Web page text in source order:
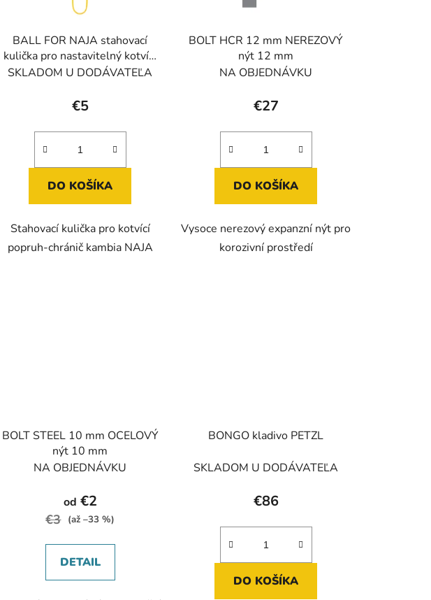
o
BALL FOR NAJA stahovací
kulička pro nastavitelný kotvící
systém na stromy
SKLADOM U DODÁVATEĽA
€5
DO KOŠÍKA
Stahovací kulička pro kotvící
popruh-chránič kambia NAJA
BOLT HCR 12 mm NEREZOVÝ
nýt 12 mm
NA OBJEDNÁVKU
€27
DO KOŠÍKA
Vysoce nerezový expanzní nýt pro
korozivní prostředí
BOLT STEEL 10 mm OCELOVÝ
nýt 10 mm
NA OBJEDNÁVKU
od €2
€3 (až –33 %)
DETAIL
BONGO kladivo PETZL
SKLADOM U DODÁVATEĽA
€86
DO KOŠÍKA